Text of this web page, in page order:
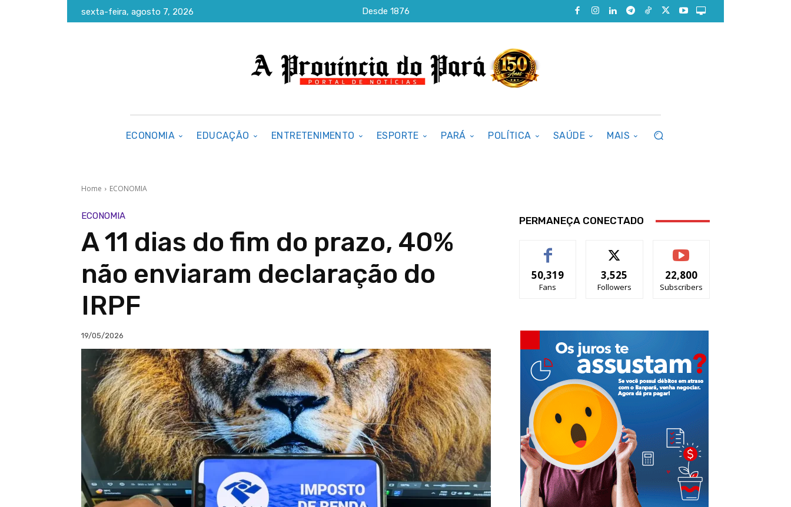
sexta-feira, agosto 7, 2026 Desde 1876
ECONOMIA EDUCAÇÃO ENTRETENIMENTO ESPORTE PARÁ POLÍTICA SAÚDE MAIS
Home ECONOMIA
ECONOMIA
A 11 dias do fim do prazo, 40%
não enviaram declaração do
IRPF
19/05/2026
PERMANEÇA CONECTADO
50,319
Fans
3,525
Followers
22,800
Subscribers